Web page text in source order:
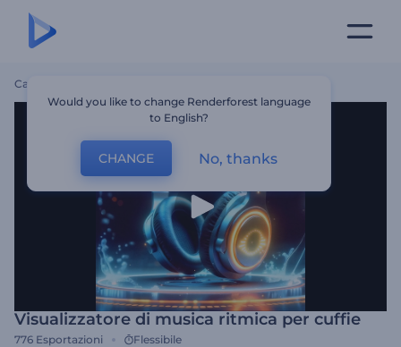
Casa
Visualizzatore di musica ritmica per cuffie
776 Esportazioni Flessibile
Would you like to change Renderforest language
to English?
CHANGE No, thanks